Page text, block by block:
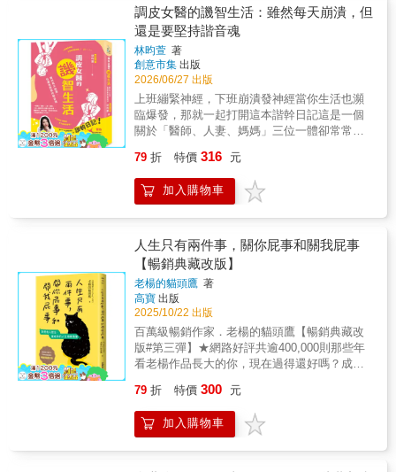
交託的文字、影音素材中，《我可能錯了》的
共同作者卡洛琳．班克勒整理出本書，為他的
人生旅程與洞見提供了更全方位的視角。書中
有安靜深長的智慧，也有幽默與人情溫暖的片
刻。你看見的，不是一個高高在上的說教者，
而是對你的焦慮不安、被自我懷疑、無價值感
啃噬內心感同身受的人。他的真誠分享也輕輕
提醒你，其實自己內心早已擁有的珍貴寶藏。
對每個人來說，帶著緊握的拳頭活著，還是帶
著張開的手活著，都是重要的人生選擇。這本
書伸出的手，是充滿好奇、邀請與信任。
━━━━․━━━━ 鬆綁停不下來的心累，從
來不需要高深的道理，而是始於每一個日常細
節裡。比約恩用扎根生活的「蚯蚓智慧」，溫
的受害者，找回清明與輕盈── ◆我們必須先迎
接，才能送行；必須先接納，才能真正放手。
這種對自己慈悲的美和奇妙之處就在於：原本
看起來絕望、過不去的痛苦，往往會很快開始
輕盈起來。 ◆有一個詞是很可靠的警訊，只要
它一出現，就代表我們卡在一種沒有建設性、
只會內耗的念頭裡。這個詞就是：「應該」。
◆如果想知道你給自己製造多少不必要的心理
樣」與「實際怎樣」之間的距離。這個距離可
◆「掌控」的思維模式，其實就是認為：是
「我」在過我的人生、「我」必須搞定生活大
小事、「我」必須確保事情照自己的意思發
果有人忽冷忽熱，讓你捉摸不定&hellip;&hellip;
💬你搞失蹤，我就當你不存在。你把我放在第
二順位，我就把你排到最後。 如果你每隔幾秒
就看一下手機，等待誰出現&hellip;&hellip; 💬
不要再狂看手機了！他有空，但不會找你。你
在等他的訊息，他也在等別人的訊息。 《別再
騙自己》不是雞湯，不會告訴你「要愛自
己」。 連午餐吃什麼都不確定，誰有空愛自
不孤單。 對自己誠實，任何時刻都能做出不後
悔的選擇。 / 讀者們這麼說 / 「我每天都會
讀！超愛的！」Amazon 讀者 Ju** 「這本書就
像是在對我說話，它真的知道我經歷了什
就知道這些事！」Amazon 讀者 Pi*** 「隨身攜
帶這本書，它會時時提醒你，你有多珍貴。」
Instagram 粉絲 cs******** 「每次閱讀都帶給我
不同的體悟。」Instagram 粉絲 je***_*********
「我是一個非常正向的人，但就算是我，也有
低潮期。 這種時候，我就會讀這本書，然後重
新振作起來。」Amazon 讀者 Vi* ******* / 編輯
推薦用法 / ➀ 一頁頁依序閱讀，讀完發現自己
變得超清醒！ ➁ EMO 時，翻至符合心境的句
子，拍照上傳！ ➂ 朋友又在茫？把這本書丟給
他！
寶儀、阿迪亞香提──專文推薦 身心靈導師 賴
佩霞博士──好評推薦※封面圖《崇敬》
（Adoración），是當今古巴重量級且身價最高
的藝術家托馬斯．桑切斯所繪，諾貝爾文學獎
得主馬奎斯也是托馬斯的忠實粉絲。30國讀者
感動淚推：‧如果我一生只讀一本書，我想就是
這本了。‧這是一本當痛苦、焦慮還沒有離開我
的心時，我會想再拿出來重讀的書。‧即使不是
佛教徒，它也是一本你會想一遍又一遍閱讀的
書，可以撫慰內心的疲憊。瑞典每30個人就有1
你在困頓中找到撫慰與前進的勇氣！2022年1
月，經濟學家比約恩．納提科．林德布勞的辭
世，讓全瑞典人落淚哀悼。《我可能錯了》是
造成轟動，成為暢銷書冠軍。26歲事業有成的
比約恩，在即將成為跨國大企業最年輕的財務
長時，選擇拋下一切到泰國森林展開17年的出
家生活。在森林寺院中，他被授予了稱號
Natthiko──意思是「在智慧中成長的人」。
「我可能錯了」這句話，正是比約恩在寺院中
汲取到最有智慧的工具，幫他挺過17年後再回
瑞典時的憂鬱風暴，以及罹患漸凍症逐漸走向
書」「每一頁都會畫重點的書」等好評如潮的
過生活，更不是要你接受一套新的信仰。它是
要幫助你活得更愉快、更自由，而且以清晰明
智的方式與自己的思想和情感連結。★書店推
調皮女醫的譏智生活：雖然每天崩潰，但
還是要堅持諧音魂
林昀萱 著
創意市集 出版
2026/06/27 出版
上班繃緊神經，下班崩潰發神經當你生活也瀕
臨爆發，那就一起打開這本諧幹日記這是一個
關於「醫師、人妻、媽媽」三位一體卻常常合
號，因為在皮膚科看診的林醫師，不但要幫患
者「調皮」，自己的個性更是無比調皮。生活
上的各種好與不好，她都可以用幽默的文字記
不識大體只會辨識大體的醫生老公，結婚前是
情郎，結婚後是常把老婆擊敗的擊敗郎例如只
要常常把老婆惹火，你就擁有一個惹火的老
婆。她有一隻看似童言無忌實則童言巨辱的無
厘頭兒子，每次兩人哭笑不得的對話都讓人生
充滿了成Joke感。也讓她領悟到當媽的數學不
用太好，只要會數到三就夠了。她本人則是上
班調皮下班也調皮的皮膚科女醫，診間裡發生
的各種荒誕趣聞、醫師Online路上的光怪陸離
經驗，這些醫療奇事、家庭內亂、育兒崩潰日
************◆──願每一個生命中的傷口，都能
化作歡笑一朵。──◆別再羨慕為什麼別人的人
生比較好玩，當你也學會將震驚化為走鐘（台
79 折 特價 316 元
加入購物車
人生只有兩件事，關你屁事和關我屁事
【暢銷典藏改版】
老楊的貓頭鷹 著
高寶 出版
2025/10/22 出版
百萬級暢銷作家．老楊的貓頭鷹【暢銷典藏改
版#第三彈】★網路好評共逾400,000則那些年
看老楊作品長大的你，現在過得還好嗎？成為
當成你的人生待辦清單#平衡現實與自我的社會
生存之書▍成為大人後，不再對別人的想法照
單全收！不夠圓滑也不夠世故的你，總是對他
79 折 特價 300 元
加入購物車